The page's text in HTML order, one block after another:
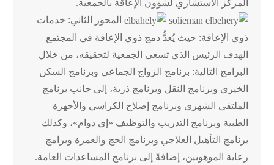
المركز الاستشاري لشؤون الإعاقة بالجمعية.
المحور الثاني: خدمات
ذوي الإعاقة: حيث يُعدُّ دمج ذوي الإعاقة في المجتمع
الهدف الرئيس الذي تسعى الجمعية لتحقيقه، من خلال
البرامج التالية: برنامج الزواج الجماعي وبرنامج السكن
الخيري وبرنامج النقل وبرنامج ذرية، إلى جانب برنامج
الملتقى الشهري وبرنامج إصلاح الكراسي والأجهزة
الطبية وبرنامج التدريب والتوظيف «إي دوام»، وكذلك
برنامج التأهيل العلاجي وبرنامج الحج والعمرة وبرامج
رعاية الموهوبين، إضافةً إلى برنامج المساعدات العامة.